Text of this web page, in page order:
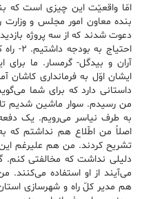
امّا واقعیّت این چیزی است
بنده معاون امور مجلس و وزارت
آران و بیدگل- گرمسار. ما
ایشان اوّل به فرمانداری کاشان
داستانی دارد که برای شما
من رسیدم. سوار ماشین شدیم
به طرف نیاسر می‌رویم. یک
اصلاً من اطّلاع هم نداشتم که
تشریح کردند. من هم علیرغم
دلیلی نداشت که مخالفتی
می‌آیند از او استفاده
هم مدیر کلّ راه و شهرسازی